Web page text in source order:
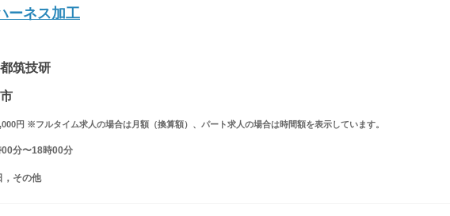
ーネス加工
筑技研
円 ※フルタイム求人の場合は月額（換算額）、パート求人の場合は時間額を表示しています。
分〜18時00分
，その他